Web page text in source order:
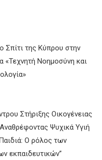
Σπίτι της Κύπρου στην
«Τεχνητή Νοημοσύνη και
Στήριξης Οικογένειας
Ψυχικά Υγιή
Ο ρόλος των
εκπαιδευτικών”